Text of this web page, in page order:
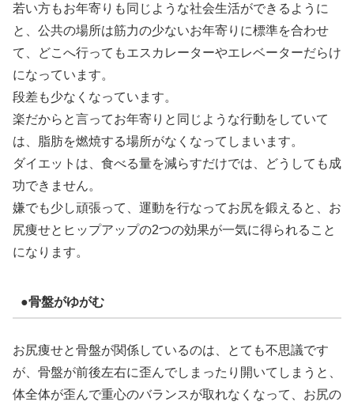
若い方もお年寄りも同じような社会生活ができるように
と、公共の場所は筋力の少ないお年寄りに標準を合わせ
て、どこへ行ってもエスカレーターやエレベーターだらけ
になっています。
段差も少なくなっています。
楽だからと言ってお年寄りと同じような行動をしていて
は、脂肪を燃焼する場所がなくなってしまいます。
ダイエットは、食べる量を減らすだけでは、どうしても成
功できません。
嫌でも少し頑張って、運動を行なってお尻を鍛えると、お
尻痩せとヒップアップの2つの効果が一気に得られること
になります。
●骨盤がゆがむ
お尻痩せと骨盤が関係しているのは、とても不思議です
が、骨盤が前後左右に歪んでしまったり開いてしまうと、
体全体が歪んで重心のバランスが取れなくなって、お尻の